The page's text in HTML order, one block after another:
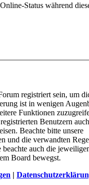
Status während
registriert sein, um
ist in wenigen
Funktionen
Benutzern
Beachte bitte unsere
und die verwandten
auch die
Board bewegst.
|